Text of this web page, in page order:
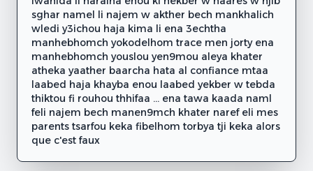
sghar namel li najem w akther bech mankhalich
wledi y3ichou haja kima li ena 3echtha
manhebhomch yokodelhom trace men jorty ena
manhebhomch youslou yen9mou aleya khater
atheka yaather baarcha hata al confiance mtaa
laabed haja khayba enou laabed yekber w tebda
thiktou fi rouhou thhifaa ... ena tawa kaada naml
feli najem bech manen9mch khater naref eli mes
parents tsarfou keka fibelhom torbya tji keka alors
que c'est faux